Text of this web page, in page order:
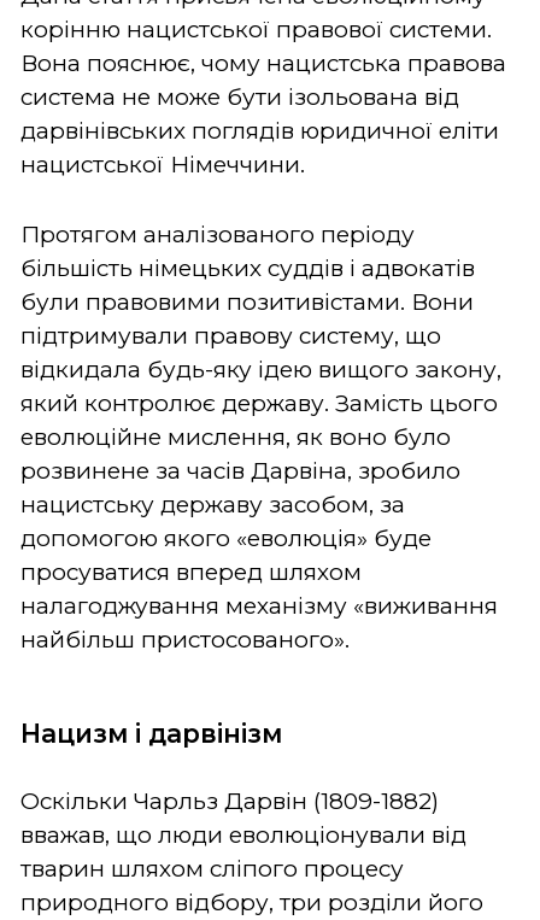
корінню нацистської правової системи.
Вона пояснює, чому нацистська правова
система не може бути ізольована від
дарвінівських поглядів юридичної еліти
нацистської Німеччини.
Протягом аналізованого періоду
більшість німецьких суддів і адвокатів
були правовими позитивістами. Вони
підтримували правову систему, що
відкидала будь-яку ідею вищого закону,
який контролює державу. Замість цього
еволюційне мислення, як воно було
розвинене за часів Дарвіна, зробило
нацистську державу засобом, за
допомогою якого «еволюція» буде
просуватися вперед шляхом
налагоджування механізму «виживання
найбільш пристосованого».
Нацизм і дарвінізм
Оскільки Чарльз Дарвін (1809-1882)
вважав, що люди еволюціонували від
тварин шляхом сліпого процесу
природного відбору, три розділи його